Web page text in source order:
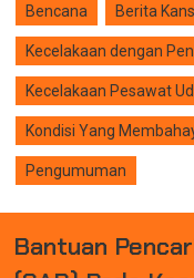
Bencana Berita
Kecelakaan dengan
Kecelakaan Pesawat
Kondisi Yang
Pengumuman
BANTUAN PENCAR